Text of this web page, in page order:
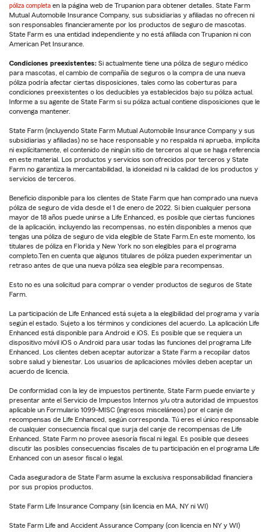
póliza completa en la página web de Trupanion para obtener detalles. State Farm
Mutual Automobile Insurance Company, sus subsidiarias y afiliadas no ofrecen ni
son responsables financieramente por los productos de seguro de mascotas.
State Farm es una entidad independiente y no está afiliada con Trupanion ni con
American Pet Insurance.
Condiciones preexistentes: Si actualmente tiene una póliza de seguro médico
para mascotas, el cambio de compañía de seguros o la compra de una nueva
póliza podría afectar ciertas disposiciones, tales como las coberturas para
condiciones preexistentes o los deducibles ya establecidos bajo su póliza actual.
Informe a su agente de State Farm si su póliza actual contiene disposiciones que le
convenga mantener.
State Farm (incluyendo State Farm Mutual Automobile Insurance Company y sus
subsidiarias y afiliadas) no se hace responsable y no respalda ni aprueba, implícita
ni explícitamente, el contenido de ningún sitio de terceros al que se haga referencia
en este material. Los productos y servicios son ofrecidos por terceros y State
Farm no garantiza la mercantabilidad, la idoneidad ni la calidad de los productos y
servicios de terceros.
Beneficio disponible para los clientes de State Farm que han comprado una nueva
póliza de seguro de vida desde el 1 de enero de 2022. Si bien cualquier persona
mayor de 18 años puede unirse a Life Enhanced, es posible que ciertas funciones
de la aplicación, incluyendo las recompensas, no estén disponibles a menos que
tengas una póliza de seguro de vida elegible de State Farm.En este momento, los
titulares de póliza en Florida y New York no son elegibles para el programa
completo.Ten en cuenta que algunos titulares de póliza pueden experimentar un
retraso antes de que una nueva póliza sea elegible para recompensas.
Esto no es una solicitud para comprar o vender productos de seguros de State
Farm.
La participación de Life Enhanced está sujeta a la elegibilidad del programa y varía
según el estado. Sujeto a los términos y condiciones del acuerdo. La aplicación Life
Enhanced está disponible para Android e iOS. Es posible que se requiera un
dispositivo móvil iOS o Android para usar todas las funciones del programa Life
Enhanced. Los clientes deben aceptar autorizar a State Farm a recopilar datos
sobre salud y bienestar. Los usuarios de aplicaciones móviles deben aceptar un
acuerdo de licencia.
De conformidad con la ley de impuestos pertinente, State Farm puede enviarte y
presentar ante el Servicio de Impuestos Internos y/u otra autoridad de impuestos
aplicable un Formulario 1099-MISC (ingresos misceláneos) por el canje de
recompensas de Life Enhanced, según corresponda. Tú eres el único responsable
de cualquier consecuencia fiscal que surja del canje de recompensas de Life
Enhanced. State Farm no provee asesoría fiscal ni legal. Es posible que desees
discutir las posibles consecuencias fiscales de tu participación en el programa Life
Enhanced con un asesor fiscal o legal.
Cada aseguradora de State Farm asume la exclusiva responsabilidad financiera
por sus propios productos.
State Farm Life Insurance Company (sin licencia en MA, NY ni WI)
State Farm Life and Accident Assurance Company (con licencia en NY y WI)